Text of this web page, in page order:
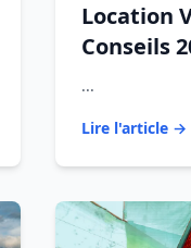
Location
Conseils
...
Lire l'article →